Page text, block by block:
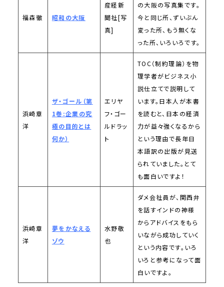
福森徹 昭和の大阪
産経新
聞社[写
真]
の大阪の写真集です。
今と同じ所、ずいぶん
変った所、もう無くな
った所、いろいろです。
浜崎章
洋
ザ・ゴール（第
1巻:企業の究
極の目的とは
何か）
エリヤ
フ・ゴー
ルドラッ
ト
TOC（制約理論）を物
理学者がビジネス小
説仕立てで説明して
います。日本人が本書
を読むと、日本の経済
力が益々強くなるから
という理由で長年日
本語訳の出版が見送
られていました。とて
も面白いですよ！
浜崎章
洋
夢をかなえる
ゾウ
水野敬
也
ダメ会社員が、関西弁
を話すインドの神様
からアドバイスをもら
いながら成功していく
という内容です。いろ
いろと参考になって面
白いですよ。